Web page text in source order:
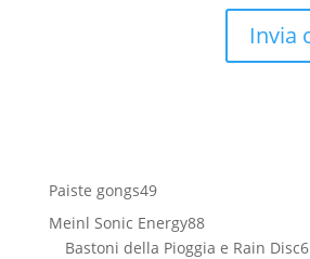
Paiste gongs4949
prodotti
Meinl Sonic Energy8888
prodotti
Bastoni della Pioggia e Rain Disc66